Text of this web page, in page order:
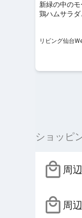
新緑の中の
鶏ハムサラダ
リビング仙台
ショッピ
周
周